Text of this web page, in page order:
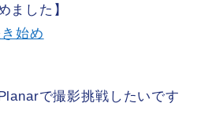
ました】
で撮影挑戦したいです